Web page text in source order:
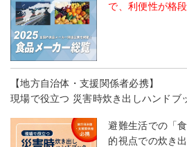
で、利便性が格
【地方自治体・支援関係者必携】
現場で役立つ 災害時炊き出しハンドブ
避難生活での「
的視点での炊き